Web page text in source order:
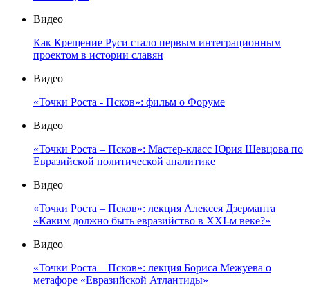
Видео
Как Крещение Руси стало первым интеграционным
проектом в истории славян
Видео
«Точки Роста - Псков»: фильм о Форуме
Видео
«Точки Роста – Псков»: Мастер-класс Юрия Шевцова по
Евразийской политической аналитике
Видео
«Точки Роста – Псков»: лекция Алексея Дзерманта
«Каким должно быть евразийство в XXI-м веке?»
Видео
«Точки Роста – Псков»: лекция Бориса Межуева о
метафоре «Евразийской Атлантиды»